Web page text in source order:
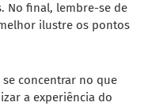
No final, lembre-se de
ilustre os pontos
concentrar no que
a experiência do